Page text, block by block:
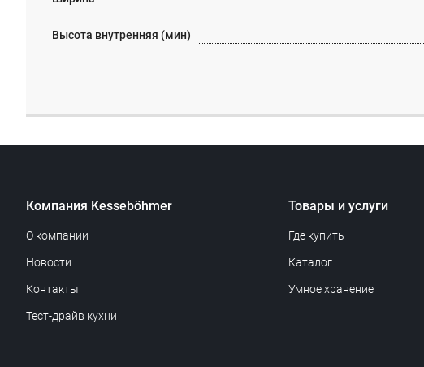
Высота внутренняя (мин)
Компания Kesseböhmer
О компании
Новости
Контакты
Тест-драйв кухни
Товары и услуги
Где купить
Каталог
Умное хранение